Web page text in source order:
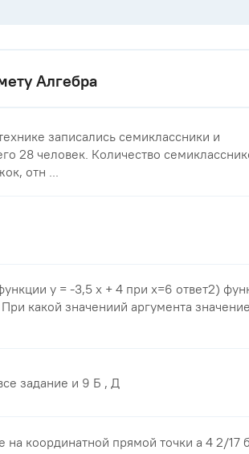
Алгебра
записались семиклассники и
28 человек. Количество
отн ...
у = -3,5 x + 4 при x=6 ответ2)
какой значениий аргумента
задание и 9 Б , Д
на координатной прямой точки а 4 2/17